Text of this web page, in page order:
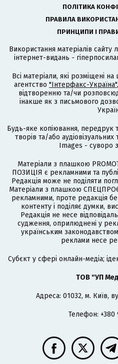
ПОЛІТИКА
ПРАВИЛА
ПРИНЦИПИ І
Використання матеріалів
інтернет-видань -
Всі матеріали, які розміщені
агентство "Інтерфакс-Україна"
відтворенню та/чи
інакше як з письмового
Будь-яке копіювання, передрук
творів та/або
Images - суворо
Матеріали з плашкою
ПОЗИЦІЯ є рекламними та
Редакція може не поділяти
Матеріали з плашкою
рекламними, проте редакція
контенту і поділяє думки,
Редакція не несе
судження, оприлюднені у
українським законодавством
реклами несе
Cубєкт у сфері онлайн-медіа;
ТОВ "УП
Адреса: 01032, м. Київ,
Телефон: +380